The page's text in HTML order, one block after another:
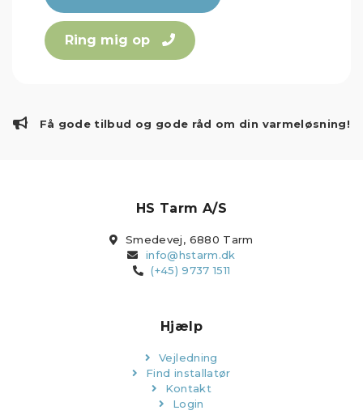
Ring mig op
Få gode tilbud og gode råd om din varmeløsning!
HS Tarm A/S
Smedevej, 6880 Tarm
info@hstarm.dk
(+45) 9737 1511
Hjælp
Vejledning
Find installatør
Kontakt
Login